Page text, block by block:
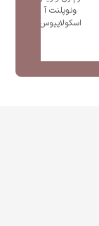
ونوپلنت آ
اسکولاپیوس